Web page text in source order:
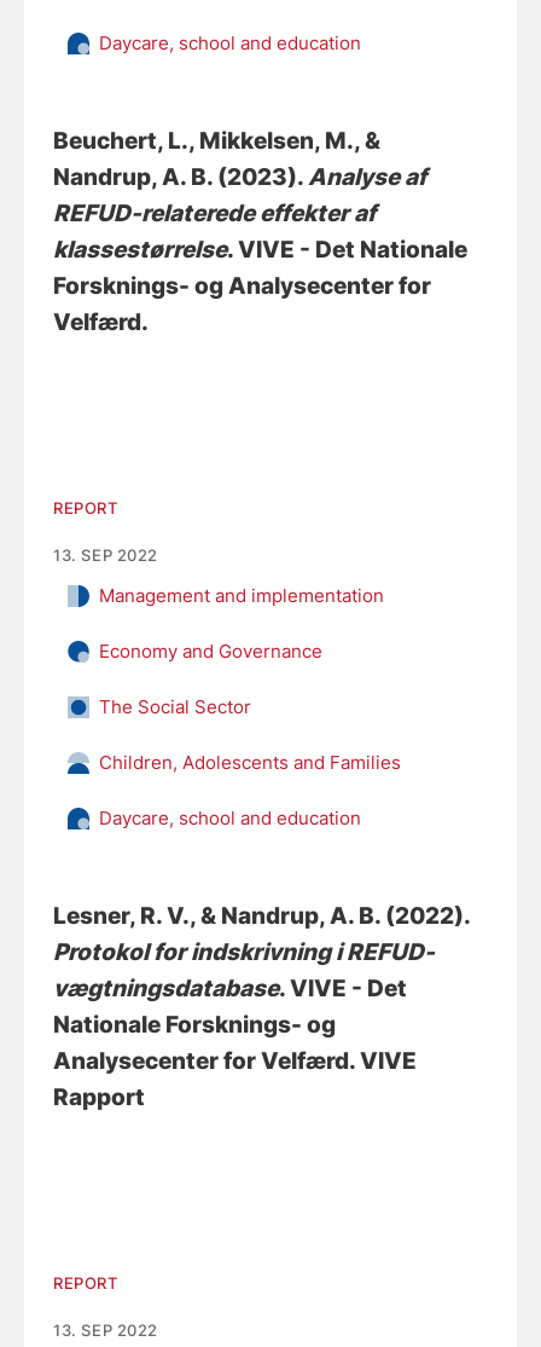
Daycare, school and education
Beuchert, L., Mikkelsen, M., &
Nandrup, A. B. (2023).Analyse af
REFUD-relaterede effekter af
klassestørrelse. VIVE - Det Nationale
Forsknings- og Analysecenter for
Velfærd.
REPORT
13. SEP 2022
Management and implementation
Economy and Governance
The Social Sector
Children, Adolescents and Families
Daycare, school and education
Lesner, R. V., & Nandrup, A. B. (2022).
Protokol for indskrivning i REFUD-
vægtningsdatabase. VIVE - Det
Nationale Forsknings- og
Analysecenter for Velfærd. VIVE
Rapport
REPORT
13. SEP 2022